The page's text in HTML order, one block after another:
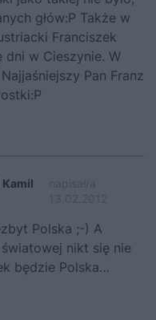
głów:P Także w
Franciszek
dni w Cieszynie. W
Pan Franz
Polska ;-) A
nikt się nie
będzie Polska…